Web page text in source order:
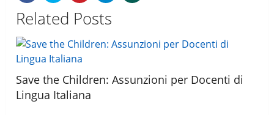
Related Posts
Save the Children: Assunzioni per Docenti di
Lingua Italiana